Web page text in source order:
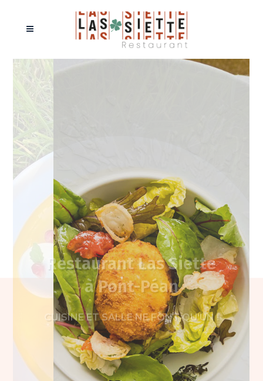
Le menu
Restaurant Las Siette
à Pont-Péan
Je découvre
CUISINE ET SALLE NE FONT QU'UN !